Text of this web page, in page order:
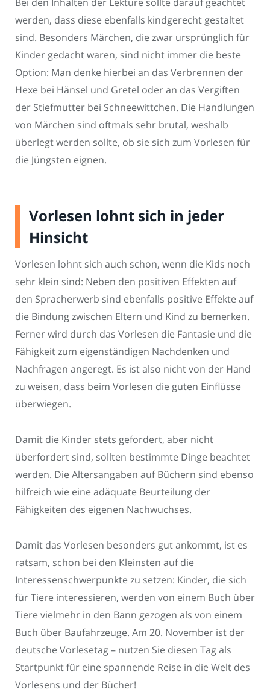
werden, dass diese ebenfalls kindgerecht gestaltet
sind. Besonders Märchen, die zwar ursprünglich für
Kinder gedacht waren, sind nicht immer die beste
Option: Man denke hierbei an das Verbrennen der
Hexe bei Hänsel und Gretel oder an das Vergiften
der Stiefmutter bei Schneewittchen. Die Handlungen
von Märchen sind oftmals sehr brutal, weshalb
überlegt werden sollte, ob sie sich zum Vorlesen für
die Jüngsten eignen.
Vorlesen lohnt sich in jeder
Hinsicht
Vorlesen lohnt sich auch schon, wenn die Kids noch
sehr klein sind: Neben den positiven Effekten auf
den Spracherwerb sind ebenfalls positive Effekte auf
die Bindung zwischen Eltern und Kind zu bemerken.
Ferner wird durch das Vorlesen die Fantasie und die
Fähigkeit zum eigenständigen Nachdenken und
Nachfragen angeregt. Es ist also nicht von der Hand
zu weisen, dass beim Vorlesen die guten Einflüsse
überwiegen.
Damit die Kinder stets gefordert, aber nicht
überfordert sind, sollten bestimmte Dinge beachtet
werden. Die Altersangaben auf Büchern sind ebenso
hilfreich wie eine adäquate Beurteilung der
Fähigkeiten des eigenen Nachwuchses.
Damit das Vorlesen besonders gut ankommt, ist es
ratsam, schon bei den Kleinsten auf die
Interessenschwerpunkte zu setzen: Kinder, die sich
für Tiere interessieren, werden von einem Buch über
Tiere vielmehr in den Bann gezogen als von einem
Buch über Baufahrzeuge. Am 20. November ist der
deutsche Vorlesetag – nutzen Sie diesen Tag als
Startpunkt für eine spannende Reise in die Welt des
Vorlesens und der Bücher!